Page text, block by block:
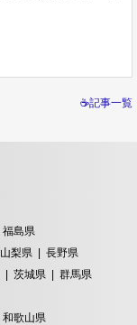
☕記事一覧
福島県
山梨県
長野県
茨城県
群馬県
和歌山県